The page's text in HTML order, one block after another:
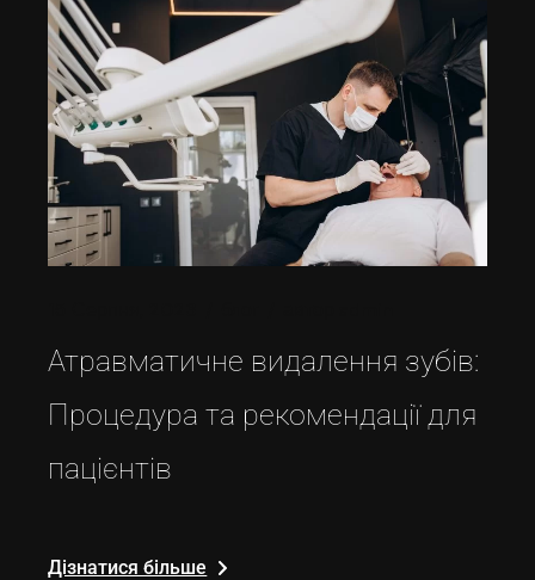
Атравматичне видалення зубів:
Процедура та рекомендації для
пацієнтів
Дізнатися більше